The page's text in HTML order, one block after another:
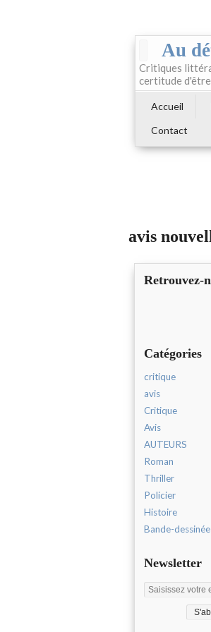
Au
Critiques
certitude d'être
Accueil
Contact
avis
Retrouvez-
Catégories
critique
avis
Critique
Avis
AUTEURS
Roman
Thriller
Policier
Histoire
Bande-dessinée
Newsletter